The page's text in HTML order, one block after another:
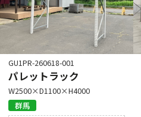
GU1PR-260618-001
パレットラック
W2500×D1100×H4000
群馬